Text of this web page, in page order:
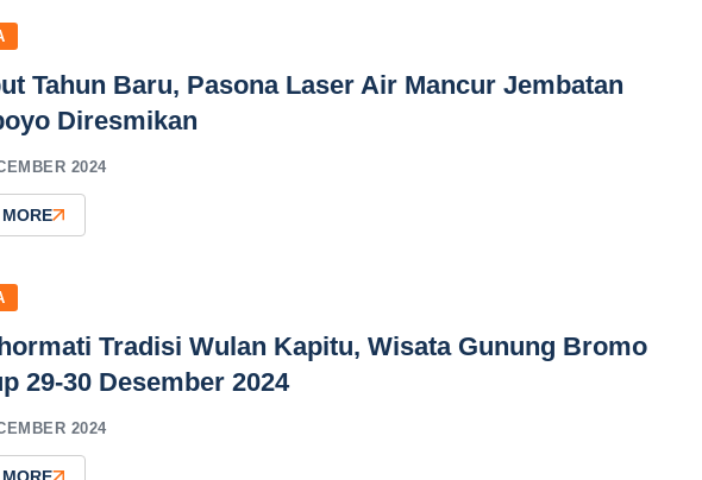
Tahun Baru, Pasona Laser Air Mancur Jembatan
Diresmikan
2024
Tradisi Wulan Kapitu, Wisata Gunung Bromo
29-30 Desember 2024
2024